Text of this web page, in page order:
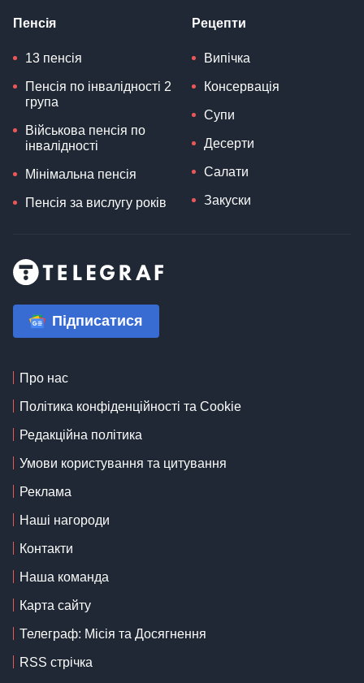
Пенсія
13 пенсія
Пенсія по інвалідності 2
група
Військова пенсія по
інвалідності
Мінімальна пенсія
Пенсія за вислугу років
Рецепти
Випічка
Консервація
Супи
Десерти
Салати
Закуски
Підписатися
Про нас
Політика конфіденційності та Cookie
Редакційна політика
Умови користування та цитування
Реклама
Наші нагороди
Контакти
Наша команда
Карта сайту
Телеграф: Місія та Досягнення
RSS стрічка